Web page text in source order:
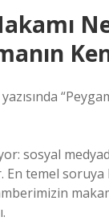
sosyal
temel soruya